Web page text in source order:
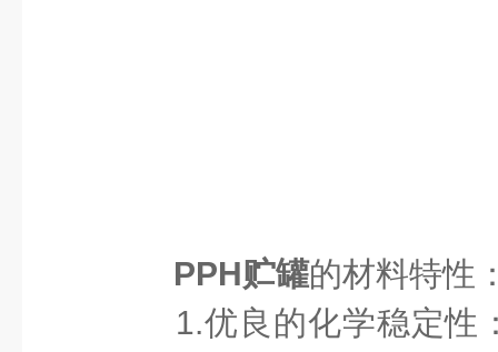
PPH贮罐的材料特性
1.优良的化学稳定性